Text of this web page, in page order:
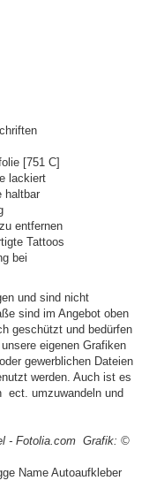
[751 C]
lackiert
haltbar
entfernen
Tattoos
bei
und sind nicht
sind im Angebot oben
geschützt und bedürfen
eigenen Grafiken
gewerblichen Dateien
werden. Auch ist es
ect. umzuwandeln und
- Fotolia.com Grafik: ©
Name Autoaufkleber